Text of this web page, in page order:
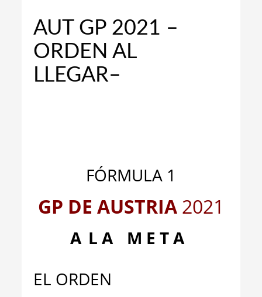
AUT GP 2021 –
ORDEN AL
LLEGAR–
FÓRMULA 1
GP DE AUSTRIA 2021
A_ L A__ M E T A
EL ORDEN